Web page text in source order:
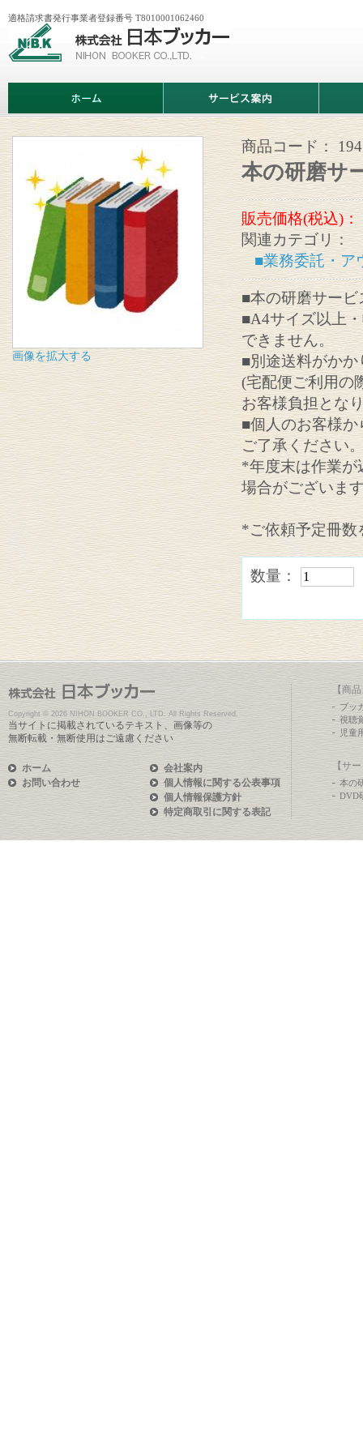
会
日
ッ
カ
適格請求書発行事業者登録番号 T8010001062460
ム
ビ
案
情
画像を拡大する
商品コード：
本の研磨サ
販売価格(税込)：
関連カテゴリ：
■業務委託・ア
■本の研磨サー
■A4サイズ以上
できません。
■別途送料がかか
(宅配便ご利用の
お客様負担とな
■個人のお客様
ご了承ください
*年度末は作業が
場合がございま
*ご依頼予定冊数
数量：
Copyright © 2026 NIHON BOOKER CO., LTD. All Rights Reserved.
当サイトに掲載されているテキスト、画像等の
無断転載・無断使用はご遠慮ください
ホーム
お問い合わせ
会社案内
個人情報に関する公表事項
個人情報保護方針
特定商取引に関する表記
【商
ブッ
視聴
児童
【サ
本の
DVD